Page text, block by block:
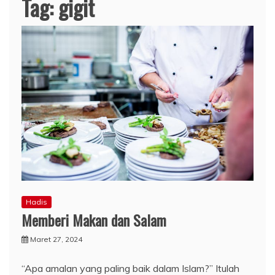
Tag:gigit
Hadis
Memberi Makan dan Salam
Maret 27, 2024
“Apa amalan yang paling baik dalam Islam?” Itulah